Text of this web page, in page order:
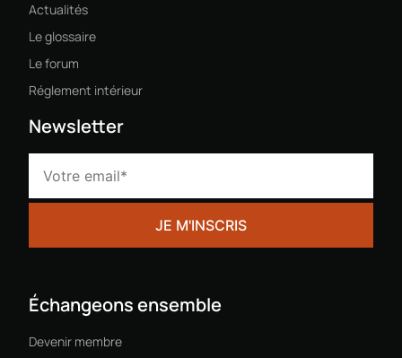
Actualités
Le glossaire
Le forum
Réglement intérieur
Newsletter
Échangeons ensemble
Devenir membre